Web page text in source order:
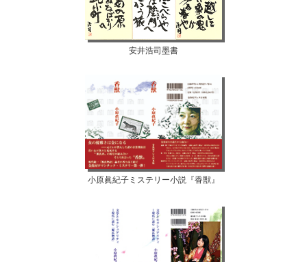
安井浩司墨書
小原眞紀子ミステリー小説『香獣』